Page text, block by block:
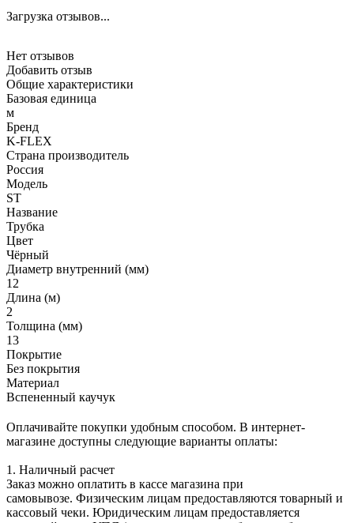
Загрузка отзывов...
Нет отзывов
Добавить отзыв
Общие характеристики
Базовая единица
м
Бренд
K-FLEX
Страна производитель
Россия
Модель
ST
Название
Трубка
Цвет
Чёрный
Диаметр внутренний (мм)
12
Длина (м)
2
Толщина (мм)
13
Покрытие
Без покрытия
Материал
Вспененный каучук
Оплачивайте покупки удобным способом. В интернет-
магазине доступны следующие варианты оплаты:
1. Наличный расчет
Заказ можно оплатить в кассе магазина при
самовывозе. Физическим лицам предоставляются товарный и
кассовый чеки. Юридическим лицам предоставляется